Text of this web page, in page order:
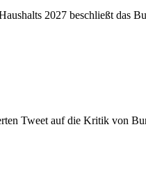
2027 beschließt das
Tweet auf die Kritik von